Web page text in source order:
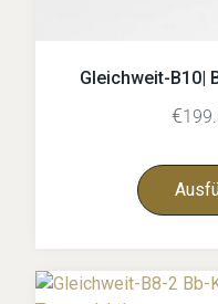
Gleichweit-B10|
€